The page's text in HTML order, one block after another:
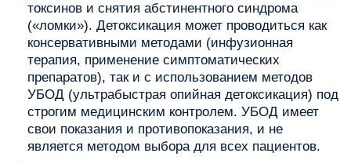
токсинов и снятия абстинентного синдрома
(«ломки»). Детоксикация может проводиться как
консервативными методами (инфузионная
терапия, применение симптоматических
препаратов), так и с использованием методов
УБОД (ультрабыстрая опийная детоксикация) под
строгим медицинским контролем. УБОД имеет
свои показания и противопоказания, и не
является методом выбора для всех пациентов.